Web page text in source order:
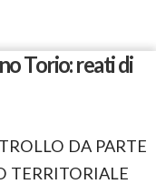
Torio: reati di
DA PARTE
TERRITORIALE